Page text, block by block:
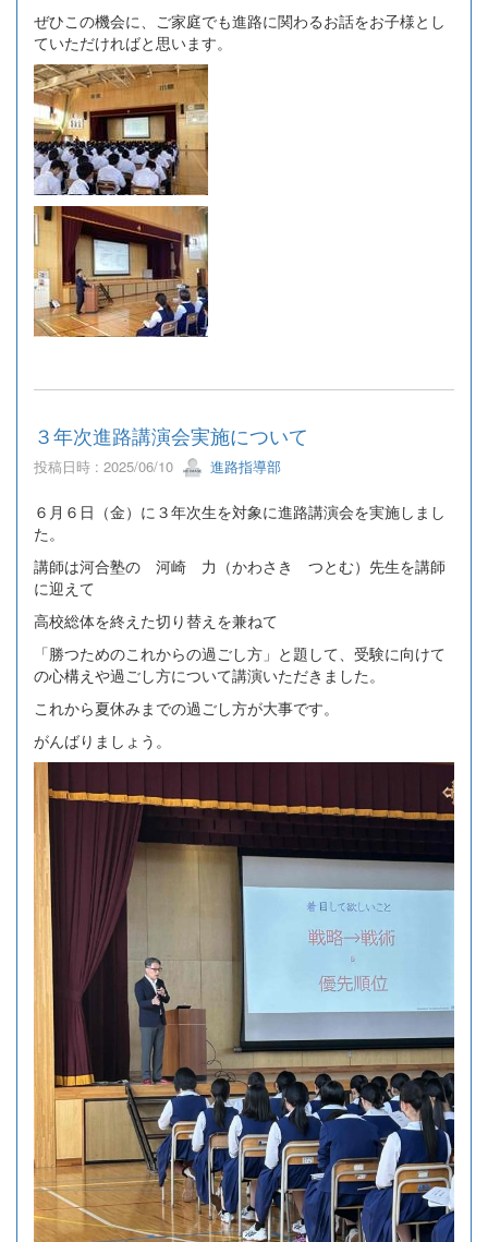
ぜひこの機会に、ご家庭でも進路に関わるお話をお子様とし
ていただければと思います。
３年次進路講演会実施について
投稿日時 : 2025/06/10 進路指導部
６月６日（金）に３年次生を対象に進路講演会を実施しまし
た。
講師は河合塾の 河崎 力（かわさき つとむ）先生を講師
に迎えて
高校総体を終えた切り替えを兼ねて
「勝つためのこれからの過ごし方」と題して、受験に向けて
の心構えや過ごし方について講演いただきました。
これから夏休みまでの過ごし方が大事です。
がんばりましょう。